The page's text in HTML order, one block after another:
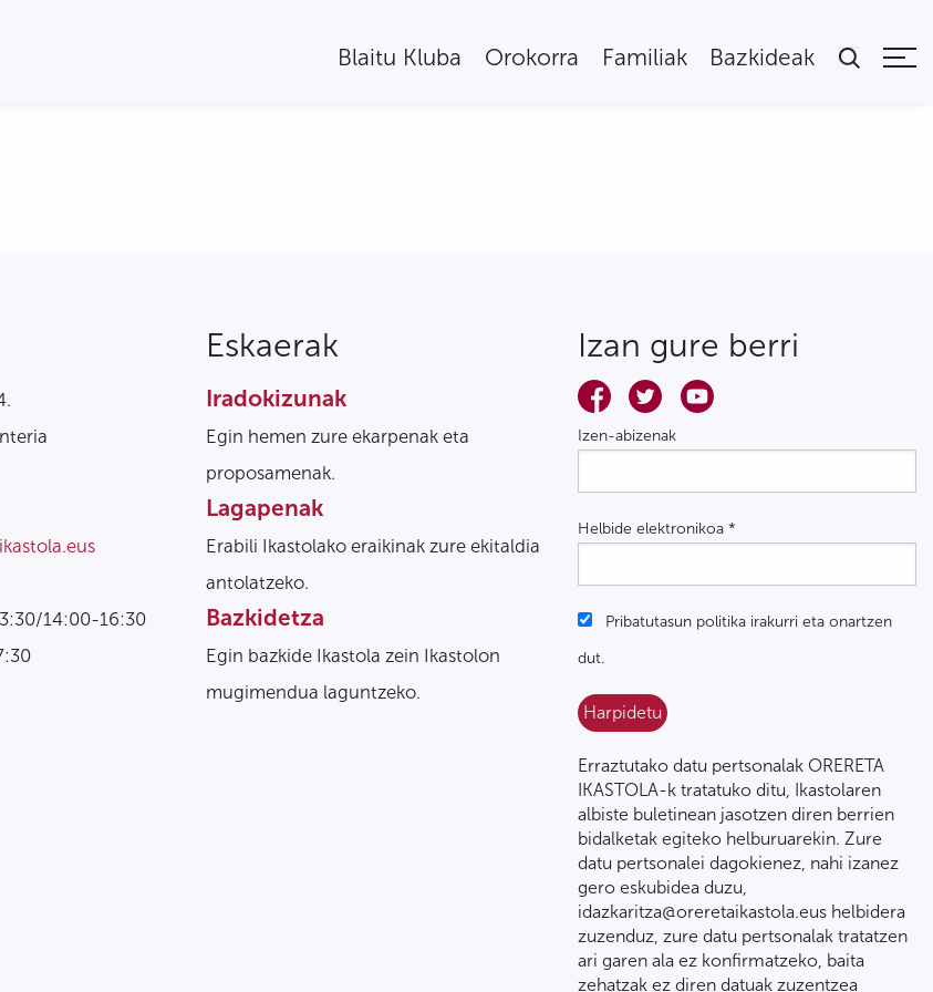
Blaitu Kluba Orokorra Familiak Bazkideak
14:00-16:30
Eskaerak
Iradokizunak
Egin hemen zure ekarpenak eta
proposamenak.
Lagapenak
Erabili Ikastolako eraikinak zure ekitaldia
antolatzeko.
Bazkidetza
Egin bazkide Ikastola zein Ikastolon
mugimendua laguntzeko.
Izan gure berri
Izen-abizenak
Helbide elektronikoa *
Pribatutasun politika irakurri eta onartzen
dut.
Erraztutako datu pertsonalak ORERETA
IKASTOLA-k tratatuko ditu, Ikastolaren
albiste buletinean jasotzen diren berrien
bidalketak egiteko helburuarekin. Zure
datu pertsonalei dagokienez, nahi izanez
gero eskubidea duzu,
idazkaritza@oreretaikastola.eus helbidera
zuzenduz, zure datu pertsonalak tratatzen
ari garen ala ez konfirmatzeko, baita
zehatzak ez diren datuak zuzentzea